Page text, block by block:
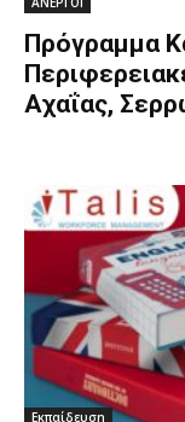
Πρόγραμμα
Αχαΐας,
Εκπαίδευση